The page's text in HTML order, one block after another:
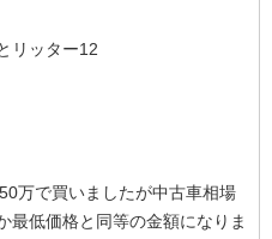
リッター12
万で買いましたが中古車相場
最低価格と同等の金額になりま